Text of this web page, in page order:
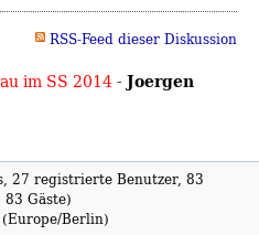
RSS-Feed dieser Diskussion
im SS 2014- Joergen
27 registrierte Benutzer, 83
Gäste)
Berlin)